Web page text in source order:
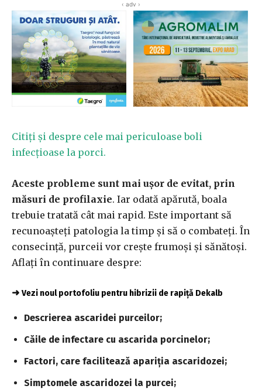
‹ adv ›
Citiți și despre cele mai periculoase boli
infecțioase la porci.
Aceste probleme sunt mai ușor de evitat, prin
măsuri de profilaxie. Iar odată apărută, boala
trebuie tratată cât mai rapid. Este important să
recunoașteți patologia la timp și să o combateți. În
consecință, purceii vor crește frumoși și sănătoși.
Aflați în continuare despre:
➜ Vezi noul portofoliu pentru hibrizii de rapiță Dekalb
Descrierea ascaridei purceilor;
Căile de infectare cu ascarida porcinelor;
Factori, care facilitează apariția ascaridozei;
Simptomele ascaridozei la purcei;